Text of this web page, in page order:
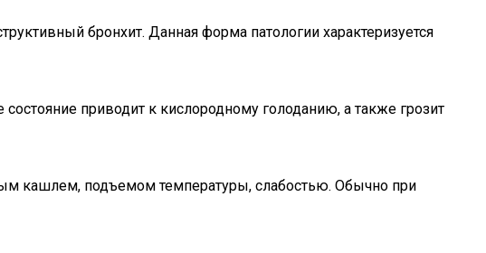
бронхит. Данная форма патологии характеризуется
приводит к кислородному голоданию, а также грозит
кашлем, подъемом температуры, слабостью. Обычно при